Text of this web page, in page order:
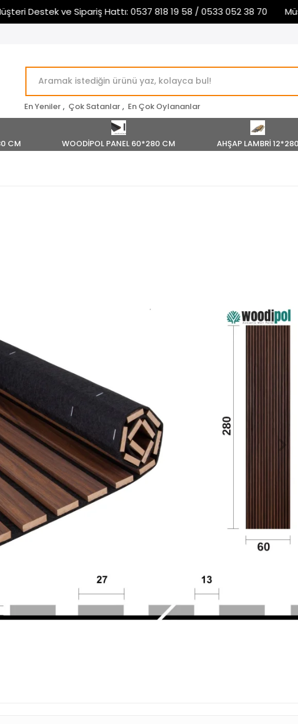
Destek ve Sipariş Hattı: 0537 818 19 58 / 0533 052 38 70
En Yeniler , Çok Satanlar , En Çok Oylananlar
CM WOODİPOL PANEL 60*280 CM AHŞAP LAMBRİ 12*280